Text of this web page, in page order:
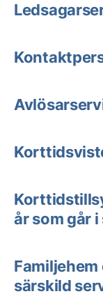
år som går
särskild